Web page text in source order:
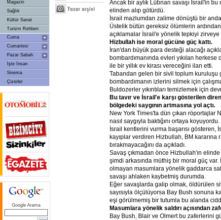
Magazin
Sağlık
Kültür Sanat
Turizm Rehberi
Cuma
Cumartesi
Pazar Sabah
İşte İnsan
Sinema
Çizerler
Google Arama
Ancak bir aylık Lübnan savaşı İsrail'in
elinden alıp götürdü.
İsrail mazlumdan zalime dönüştü bir
Üstelik bütün gereksiz ölümlerin
açıklamalar İsrail'e yönelik tepkiyi zirveye
Hizbullah ise moral gücüne güç kattı.
İran'dan büyük para desteği alacağı
bombardımanında evleri yıkılan
ile bir yıllık ev kirası vereceğini ilan etti.
Tabandan gelen bir sivil toplum kuruluşu
bombardımanın izlerini silmek için
Buldozerler yıkıntıları temizlemek için
Bu tavır ve İsrail'e karşı gösterilen
bölgedeki saygının artmasına yol açtı.
New York Times'ta dün çıkan röportajlar
nasıl saygıyla baktığını ortaya koyuyordu.
İsrail kentlerini vurma başarısı gösteren,
kayıplar verdiren Hizbullah, BM kararına
bırakmayacağını da açıkladı.
Savaş çıkmadan önce Hizbullah'ın
şimdi arkasında müthiş bir moral güç
olmayan masumlara yönelik gaddarca
savaşı ahlaken kaybetmiş durumda.
Eğer savaşlarda galip olmak, öldürülen
sayısıyla ölçülüyorsa Bay Bush sonuna
eşi görülmemiş bir tutumla bu alanda
Masumlara yönelik saldırı açısından
Bay Bush, Blair ve Olmert bu zaferlerini